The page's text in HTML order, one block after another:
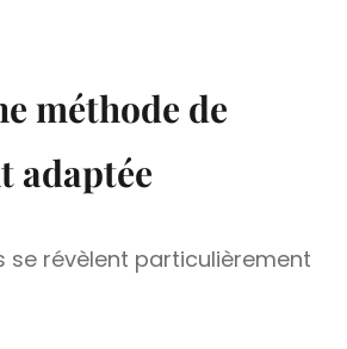
méthode de
adaptée
se révèlent particulièrement